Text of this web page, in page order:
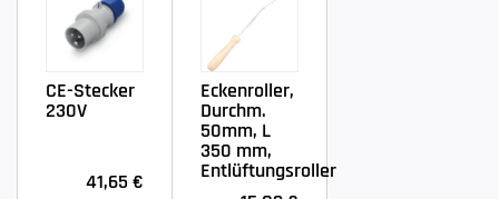
CE-Stecker
230V
41,65 €
Eckenroller,
Durchm.
50mm, L
350 mm,
Entlüftungsroller